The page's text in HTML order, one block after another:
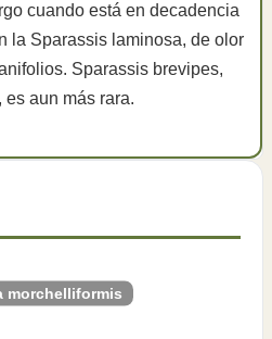
cuando está en decadencia
la Sparassis laminosa, de olor
Sparassis brevipes,
aun más rara.
morchelliformis